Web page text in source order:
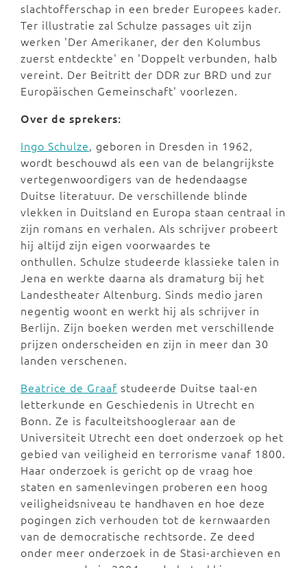
slachtofferschap in een breder Europees kader.
Ter illustratie zal Schulze passages uit zijn
werken 'Der Amerikaner, der den Kolumbus
zuerst entdeckte' en 'Doppelt verbunden, halb
vereint. Der Beitritt der DDR zur BRD und zur
Europäischen Gemeinschaft' voorlezen.
Over de sprekers:
Ingo Schulze, geboren in Dresden in 1962,
wordt beschouwd als een van de belangrijkste
vertegenwoordigers van de hedendaagse
Duitse literatuur. De verschillende blinde
vlekken in Duitsland en Europa staan centraal in
zijn romans en verhalen. Als schrijver probeert
hij altijd zijn eigen voorwaardes te
onthullen. Schulze studeerde klassieke talen in
Jena en werkte daarna als dramaturg bij het
Landestheater Altenburg. Sinds medio jaren
negentig woont en werkt hij als schrijver in
Berlijn. Zijn boeken werden met verschillende
prijzen onderscheiden en zijn in meer dan 30
landen verschenen.
Beatrice de Graaf studeerde Duitse taal-en
letterkunde en Geschiedenis in Utrecht en
Bonn. Ze is faculteitshoogleraar aan de
Universiteit Utrecht een doet onderzoek op het
gebied van veiligheid en terrorisme vanaf 1800.
Haar onderzoek is gericht op de vraag hoe
staten en samenlevingen proberen een hoog
veiligheidsniveau te handhaven en hoe deze
pogingen zich verhouden tot de kernwaarden
van de democratische rechtsorde. Ze deed
onder meer onderzoek in de Stasi-archieven en